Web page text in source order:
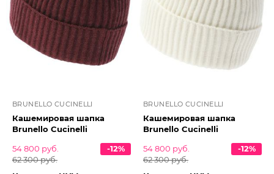
BRUNELLO CUCINELLI
Кашемировая шапка
Brunello Cucinelli
54 800 руб.
62 300 руб.
-12%
BRUNELLO CUCINELLI
Кашемировая шапка
Brunello Cucinelli
54 800 руб.
62 300 руб.
-12%